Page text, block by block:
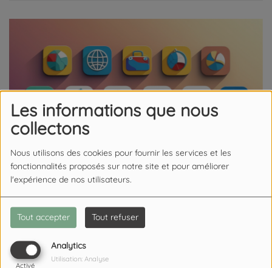
Les informations que nous
collectons
Nous utilisons des cookies pour fournir les services et les
fonctionnalités proposés sur notre site et pour améliorer
l'expérience de nos utilisateurs.
Tout accepter Tout refuser
Analytics
Activé
Utilisation: Analyse
03 FÉVRIER 2026
Plusieurs rendez-vous sont proposés pour découvrir les
formations et les opportunités d’emploi dans les secteurs du